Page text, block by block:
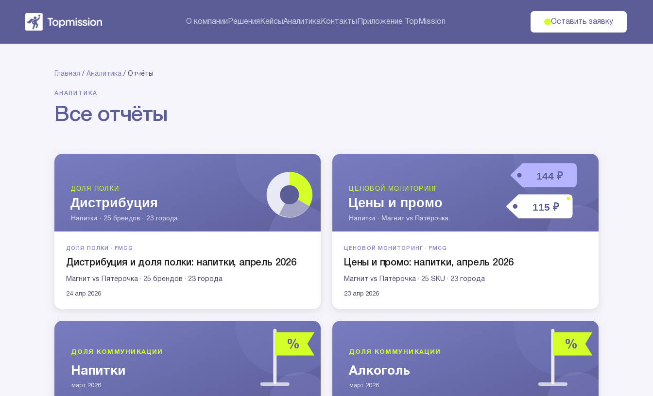
О компании Решения Кейсы АналитикаКонтакты Приложение TopMission Оставить заявку
Главная / Аналитика / Отчёты
АНАЛИТИКА
Все отчёты
ДОЛЯ ПОЛКИ · FMCG
Дистрибуция и доля полки: напитки, апрель 2026
Магнит vs Пятёрочка · 25 брендов · 23 города
24 апр 2026
ЦЕНОВОЙ МОНИТОРИНГ · FMCG
Цены и промо: напитки, апрель 2026
Магнит vs Пятёрочка · 25 SKU · 23 города
23 апр 2026